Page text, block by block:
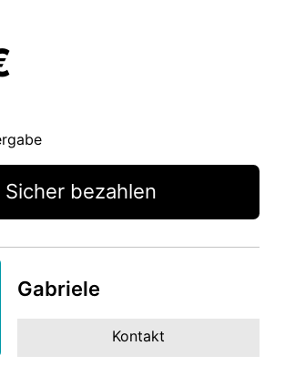
Sicher bezahlen
Gabriele
Kontakt